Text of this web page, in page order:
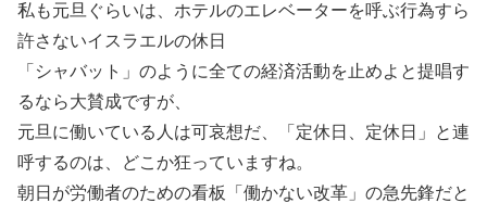
私も元旦ぐらいは、ホテルのエレベーターを呼ぶ行為すら
許さないイスラエルの休日
「シャバット」のように全ての経済活動を止めよと提唱す
るなら大賛成ですが、
元旦に働いている人は可哀想だ、「定休日、定休日」と連
呼するのは、どこか狂っていますね。
朝日が労働者のための看板「働かない改革」の急先鋒だと